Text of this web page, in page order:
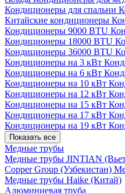
Кондиционеры для спальни
Китайские кондиционеры
Кондиционеры 9000 BTU
Кондиционеры 18000 BTU
Кондиционеры 36000 BTU
Кондиционеры на 3 кВт
Кондиционеры на 6 кВт
Кондиционеры на 10 кВт
Кондиционеры на 12 кВт
Кондиционеры на 15 кВт
Кондиционеры на 17 кВт
Кондиционеры на 19 кВт
Показать все
Медные трубы
Медные трубы JINTIAN
Copper Group (Узбекистан)
Медные трубы Haike (Китай)
Алюминиевая труба